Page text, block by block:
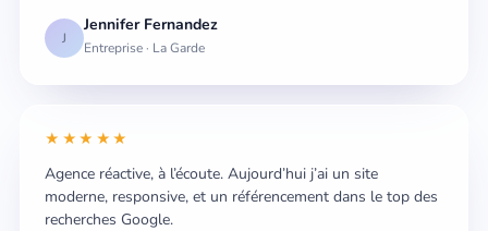
J
Jennifer Fernandez
Entreprise · La Garde
★★★★★
Agence réactive, à l’écoute. Aujourd’hui j’ai un site
moderne, responsive, et un référencement dans le top des
recherches Google.